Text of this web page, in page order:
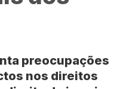
preocupações
nos direitos